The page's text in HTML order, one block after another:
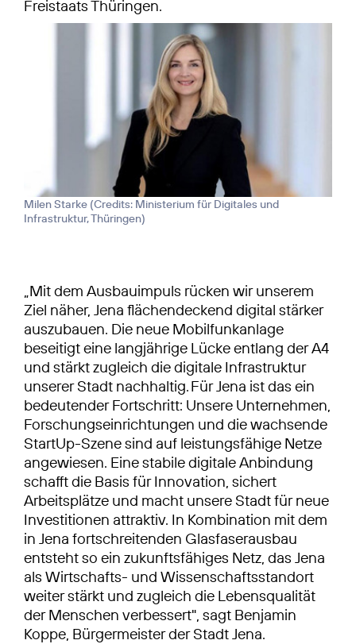
Freistaats Thüringen.
Milen Starke (Credits: Ministerium für Digitales und
Infrastruktur, Thüringen)
„Mit dem Ausbauimpuls rücken wir unserem
Ziel näher, Jena flächendeckend digital stärker
auszubauen. Die neue Mobilfunkanlage
beseitigt eine langjährige Lücke entlang der A4
und stärkt zugleich die digitale Infrastruktur
unserer Stadt nachhaltig. Für Jena ist das ein
bedeutender Fortschritt: Unsere Unternehmen,
Forschungseinrichtungen und die wachsende
StartUp-Szene sind auf leistungsfähige Netze
angewiesen. Eine stabile digitale Anbindung
schafft die Basis für Innovation, sichert
Arbeitsplätze und macht unsere Stadt für neue
Investitionen attraktiv. In Kombination mit dem
in Jena fortschreitenden Glasfaserausbau
entsteht so ein zukunftsfähiges Netz, das Jena
als Wirtschafts- und Wissenschaftsstandort
weiter stärkt und zugleich die Lebensqualität
der Menschen verbessert", sagt Benjamin
Koppe, Bürgermeister der Stadt Jena.